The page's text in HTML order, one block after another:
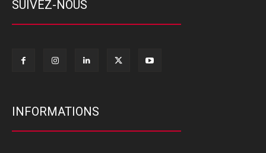
SUIVEZ-NOUS
INFORMATIONS